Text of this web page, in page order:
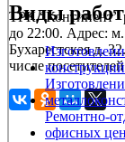
ТРК “Континент”
до 22:00. Адрес: м.
Бухарестская д.
числе
Виды
конструкций
Ремонтно-
офисных